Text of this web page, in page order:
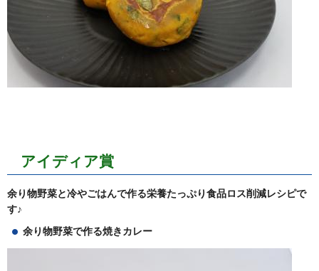
アイディア賞
余り物野菜と冷やごはんで作る栄養たっぷり食品ロス削減レシピで
す♪
余り物野菜で作る焼きカレー